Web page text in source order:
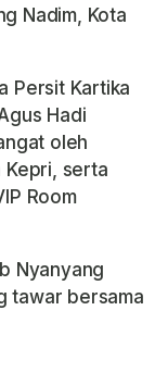
Nadim, Kota
Persit Kartika
Hadi
oleh
Kepri, serta
Room
Nyanyang
tawar bersama